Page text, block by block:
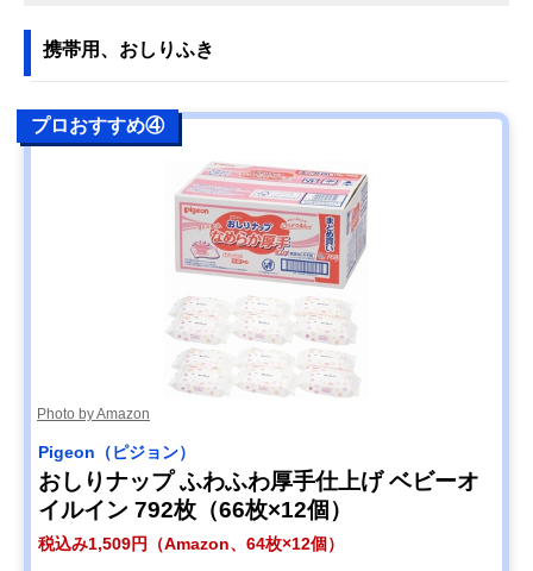
携帯用、おしりふき
プロおすすめ④
Photo by Amazon
Pigeon（ピジョン）
おしりナップ ふわふわ厚手仕上げ ベビーオ
イルイン 792枚（66枚×12個）
税込み1,509円（Amazon、64枚×12個）